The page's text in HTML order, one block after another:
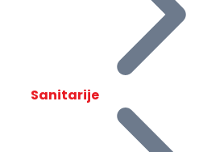
Sanitarije